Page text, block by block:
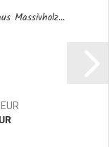
Massivholz...